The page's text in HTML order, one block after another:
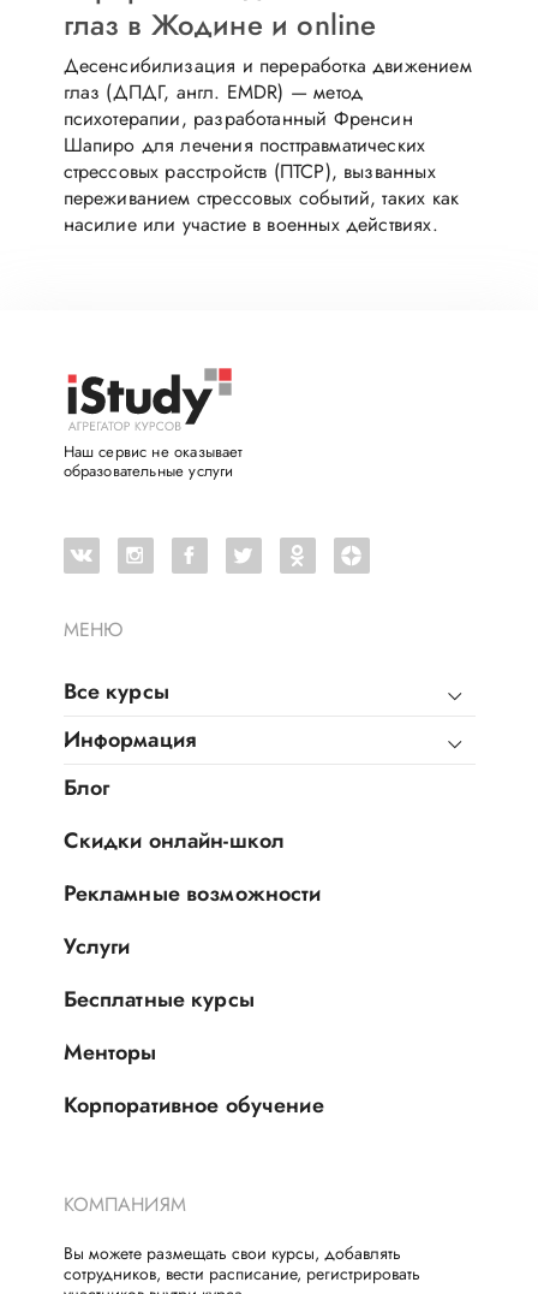
глаз в Жодине и online
Десенсибилизация и переработка движением
глаз (ДПДГ, англ. EMDR) — метод
психотерапии, разработанный Френсин
Шапиро для лечения посттравматических
стрессовых расстройств (ПТСР), вызванных
переживанием стрессовых событий, таких как
насилие или участие в военных действиях.
МЕНЮ
Все курсы
Информация
Блог
Скидки онлайн-школ
Рекламные возможности
Услуги
Бесплатные курсы
Менторы
Корпоративное обучение
Наш сервис не оказывает
образовательные услуги
КОМПАНИЯМ
Вы можете размещать свои курсы, добавлять
сотрудников, вести расписание, регистрировать